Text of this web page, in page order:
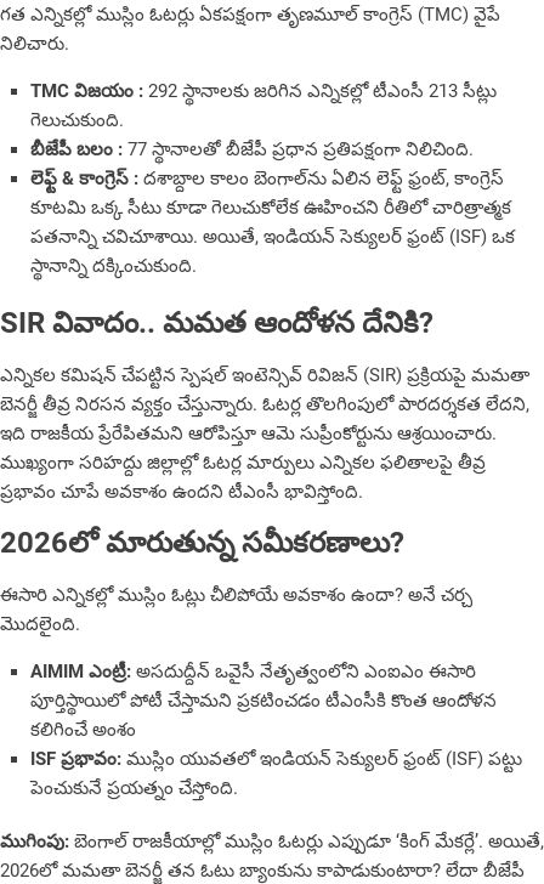
గత ఎన్నికల్లో ముస్లిం ఓటర్లు ఏకపక్షంగా తృణమూల్ కాంగ్రెస్ (TMC) వైపే
నిలిచారు.
TMC విజయం : 292 స్థానాలకు జరిగిన ఎన్నికల్లో టీఎంసీ 213 సీట్లు
గెలుచుకుంది.
బీజేపీ బలం : 77 స్థానాలతో బీజేపీ ప్రధాన ప్రతిపక్షంగా నిలిచింది.
లెఫ్ట్ & కాంగ్రెస్ : దశాబ్దాల కాలం బెంగాల్‌ను ఏలిన లెఫ్ట్ ఫ్రంట్, కాంగ్రెస్
కూటమి ఒక్క సీటు కూడా గెలుచుకోలేక ఊహించని రీతిలో చారిత్రాత్మక
పతనాన్ని చవిచూశాయి. అయితే, ఇండియన్ సెక్యులర్ ఫ్రంట్ (ISF) ఒక
స్థానాన్ని దక్కించుకుంది.
SIR వివాదం.. మమత ఆందోళన దేనికి?
ఎన్నికల కమిషన్ చేపట్టిన స్పెషల్ ఇంటెన్సివ్ రివిజన్ (SIR) ప్రక్రియపై మమతా
బెనర్జీ తీవ్ర నిరసన వ్యక్తం చేస్తున్నారు. ఓటర్ల తొలగింపులో పారదర్శకత లేదని,
ఇది రాజకీయ ప్రేరేపితమని ఆరోపిస్తూ ఆమె సుప్రీంకోర్టును ఆశ్రయించారు.
ముఖ్యంగా సరిహద్దు జిల్లాల్లో ఓటర్ల మార్పులు ఎన్నికల ఫలితాలపై తీవ్ర
ప్రభావం చూపే అవకాశం ఉందని టీఎంసీ భావిస్తోంది.
2026లో మారుతున్న సమీకరణాలు?
ఈసారి ఎన్నికల్లో ముస్లిం ఓట్లు చీలిపోయే అవకాశం ఉందా? అనే చర్చ
మొదలైంది.
AIMIM ఎంట్రీ: అసదుద్దీన్ ఒవైసీ నేతృత్వంలోని ఎంఐఎం ఈసారి
పూర్తిస్థాయిలో పోటీ చేస్తామని ప్రకటించడం టీఎంసీకి కొంత ఆందోళన
కలిగించే అంశం
ISF ప్రభావం: ముస్లిం యువతలో ఇండియన్ సెక్యులర్ ఫ్రంట్ (ISF) పట్టు
పెంచుకునే ప్రయత్నం చేస్తోంది.
ముగింపు: బెంగాల్ రాజకీయాల్లో ముస్లిం ఓటర్లు ఎప్పుడూ ‘కింగ్ మేకర్లే’. అయితే,
2026లో మమతా బెనర్జీ తన ఓటు బ్యాంకును కాపాడుకుంటారా? లేదా బీజేపీ